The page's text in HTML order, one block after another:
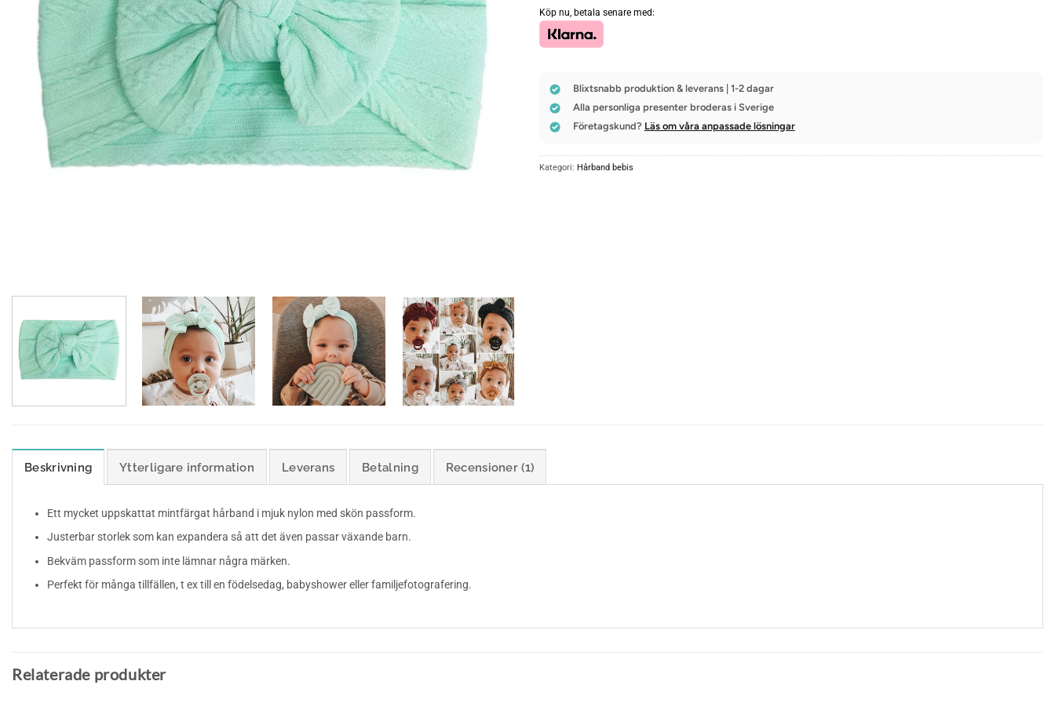
Köp nu, betala senare med:
Blixtsnabb produktion & leverans | 1-2 dagar
Alla personliga presenter broderas i Sverige
Företagskund? Läs om våra anpassade lösningar
Kategori: Hårband bebis
Beskrivning Ytterligare information Leverans Betalning Recensioner (1)
Ett mycket uppskattat mintfärgat hårband i mjuk nylon med skön passform.
Justerbar storlek som kan expandera så att det även passar växande barn.
Bekväm passform som inte lämnar några märken.
Perfekt för många tillfällen, t ex till en födelsedag, babyshower eller familjefotografering.
Relaterade produkter